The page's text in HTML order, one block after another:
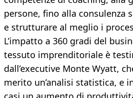
persone, fino alla consulenza
e strutturare al meglio i
L’impatto a 360 gradi del
tessuto imprenditoriale è
dall’executive Monte Wyatt,
merito un’analisi statistica, e